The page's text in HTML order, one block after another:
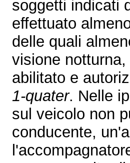
soggetti indicati
effettuato
delle quali
visione
abilitato e
1-quater. Nelle
sul veicolo non
conducente,